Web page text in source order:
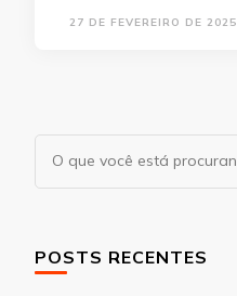
27 DE FEVEREIRO DE 2025
Procurando
algo?
POSTS RECENTES